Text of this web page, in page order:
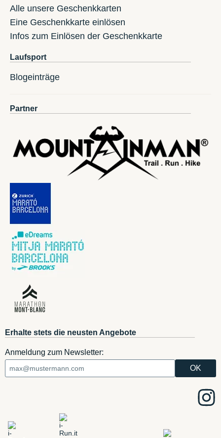
Alle unsere Geschenkkarten
Eine Geschenkkarte einlösen
Infos zum Einlösen der Geschenkkarte
Laufsport
Blogeinträge
Partner
Erhalte stets die neusten Angebote
Anmeldung zum Newsletter: